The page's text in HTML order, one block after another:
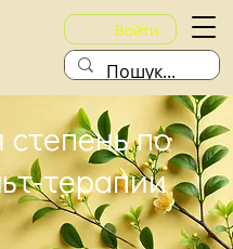
Войти
по
терапии